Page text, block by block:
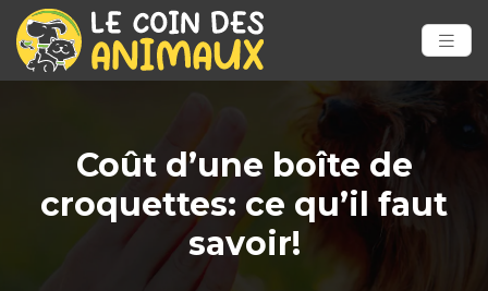
Coût d’une boîte de
croquettes: ce qu’il faut
savoir!